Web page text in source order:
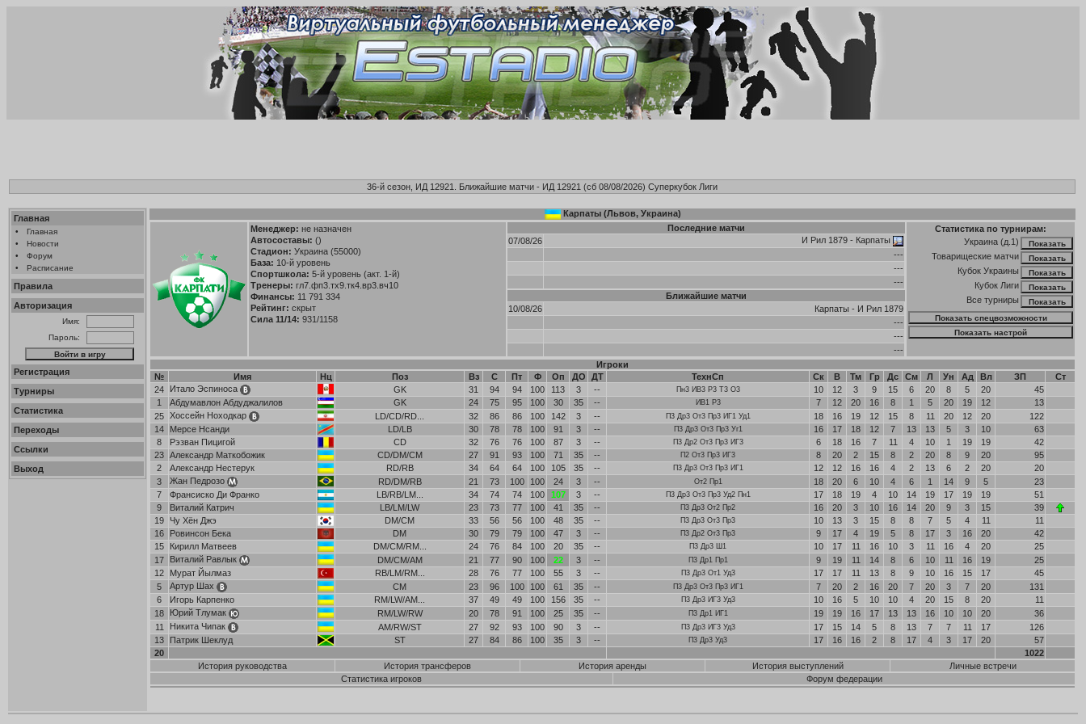
36-й сезон, ИД 12921. Ближайшие матчи - ИД 12921 (сб 08/08/2026) Суперкубок Лиги
Главная
•
Главная
•
Новости
•
Форум
•
Расписание
Правила
Авторизация
Имя:
Пароль:
Регистрация
Турниры
Статистика
Переходы
Ссылки
Выход
Карпаты (Львов, Украина)
Менеджер: не назначен
Автосоставы: ()
Стадион: Украина (55000)
База: 10-й уровень
Спортшкола: 5-й уровень (акт. 1-й)
Тренеры: гл7.фп3.тх9.тк4.вр3.вч10
Финансы: 11 791 334
Рейтинг: скрыт
Сила 11/14: 931/1158
Последние матчи
07/08/26
И Рил 1879 - Карпаты
---
---
---
Ближайшие матчи
10/08/26
Карпаты - И Рил 1879
---
---
---
Статистика по турнирам:
Украина (д.1)
Товарищеские матчи
Кубок Украины
Кубок Лиги
Все турниры
Игроки
№
Имя Нц Поз Вз С Пт Ф Оп ДО ДТ ТехнСп Ск В Тм Гр Дс См Л Ун Ад Вл ЗП
Ст
24
Итало Эспиноса GK 31 94 94 100 113 3 -- Пн3 ИВ3 Р3 Т3 О3 10 12 3 9 15 6 20 8 5 20
45
1
Абдумавлон Абдуджалилов GK 24 75 95 100 30 35 -- ИВ1 Р3 7 12 20 16 8 1 5 20 19 12
13
25 Хоссейн Ноходкар LD/CD/RD... 32 86 86 100 142 3 -- П3 Др3 От3 Пр3 ИГ1 Уд1 18 16 19 12 15 8 11 20 12 20
122
14
Мерсе Нсанди LD/LB 30 78 78 100 91 3 -- П3 Др3 От3 Пр3 Уг1 16 17 18 12 7 13 13 5 3 10
63
8
Рэзван Пицигой CD 32 76 76 100 87 3 -- П3 Др2 От3 Пр3 ИГ3 6 18 16 7 11 4 10 1 19 19
42
23 Александр Маткобожик CD/DM/CM 27 91 93 100 71 35 -- П2 От3 Пр3 ИГ3 8 20 2 15 8 2 20 8 9 20
95
2
Александр Нестерук RD/RB 34 64 64 100 105 35 -- П3 Др3 От3 Пр3 ИГ1 12 12 16 16 4 2 13 6 2 20
20
3
Жан Педрозо RD/DM/RB 21 73 100 100 24 3 -- От2 Пр1 18 20 6 10 4 6 1 14 9 5
23
7
Франсиско Ди Франко LB/RB/LM... 34 74 74 100 107 3 -- П3 Др3 От3 Пр3 Уд2 Пн1 17 18 19 4 10 14 19 17 19 19
51
9
Виталий Катрич LB/LM/LW 23 73 77 100 41 35 -- П3 Др3 От2 Пр2 16 20 3 10 16 14 20 9 3 15
39
19
Чу Хён Джэ DM/CM 33 56 56 100 48 35 -- П3 Др3 От3 Пр3 10 13 3 15 8 8 7 5 4 11
11
16
Ровинсон Бека DM 30 79 79 100 47 3 -- П3 Др2 От3 Пр3 9 17 4 19 5 8 17 3 16 20
42
15
Кирилл Матвеев DM/CM/RM... 24 76 84 100 20 35 -- П3 Др3 Ш1 10 17 11 16 10 3 11 16 4 20
25
17
Виталий Равлык DM/CM/AM 21 77 90 100 22 3 -- П3 Др1 Пр1 9 19 11 14 8 6 10 11 16 19
25
12
Мурат Йылмаз RB/LM/RM... 28 76 77 100 55 3 -- П3 Др3 От1 Уд3 17 17 11 13 8 9 10 16 15 17
45
5
Артур Шах CM 23 96 100 100 61 35 -- П3 Др3 От3 Пр3 ИГ1 7 20 2 16 20 7 20 3 7 20
131
6
Игорь Карпенко RM/LW/AM... 37 49 49 100 156 35 -- П3 Др3 ИГ3 Уд3 10 16 5 10 10 4 20 15 8 20
11
18
Юрий Тлумак RM/LW/RW 20 78 91 100 25 35 -- П3 Др1 ИГ1 19 19 16 17 13 13 16 10 10 20
36
11
Никита Чипак AM/RW/ST 27 92 93 100 90 3 -- П3 Др3 ИГ3 Уд3 17 15 14 5 8 13 7 7 11 17
126
13
Патрик Шеклуд ST 27 84 86 100 35 3 -- П3 Др3 Уд3 17 16 16 2 8 17 4 3 17 20
57
20
1022
История руководства
История трансферов История аренды История выступлений
Личные встречи
Статистика игроков
Форум федерации